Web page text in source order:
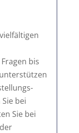
bis
bei
Sie bei